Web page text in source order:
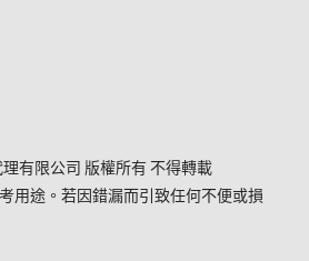
有限公司 版權所有 不得轉載
用途。若因錯漏而引致任何不便或損